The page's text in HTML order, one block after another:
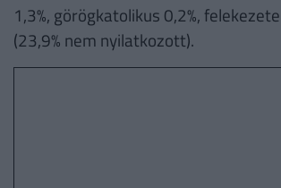
1,3%, görögkatolikus 0,2%,
(23,9% nem nyilatkozott).